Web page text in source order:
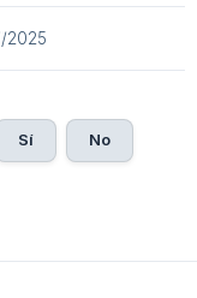
2025
Sí No